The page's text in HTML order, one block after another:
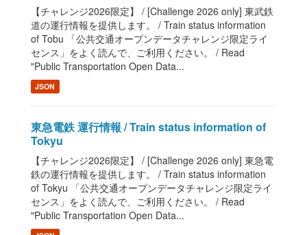
【チャレンジ2026限定】 / [Challenge 2026 only] 東武鉄
道の運行情報を提供します。 / Train status information
of Tobu 「公共交通オープンデータチャレンジ限定ライ
センス」をよく読んで、ご利用ください。 / Read
"Public Transportation Open Data...
JSON
東急電鉄 運行情報 / Train status information of
Tokyu
【チャレンジ2026限定】 / [Challenge 2026 only] 東急電
鉄の運行情報を提供します。 / Train status information
of Tokyu 「公共交通オープンデータチャレンジ限定ライ
センス」をよく読んで、ご利用ください。 / Read
"Public Transportation Open Data...